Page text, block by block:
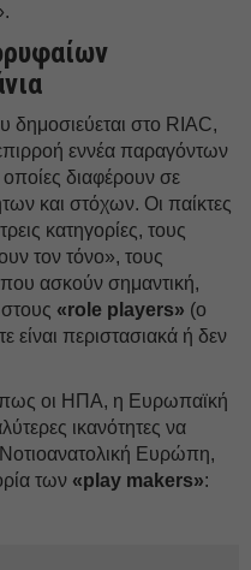
δημοσιεύεται στο RIAC,
εννέα παραγόντων
διαφέρουν σε
και στόχων. Οι παίκτες
κατηγορίες, τους
τον τόνο», τους
ασκούν σημαντική,
«role players» (ο
είναι περιστασιακά ή δεν
πως οι ΗΠΑ, η Ευρωπαϊκή
ικανότητες να
Ευρώπη,
των «play makers»: